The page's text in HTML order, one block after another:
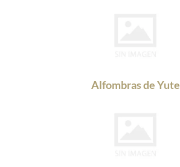
Alfombras de Yute